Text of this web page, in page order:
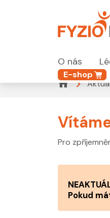
O nás
E-shop
Pro
Pokud